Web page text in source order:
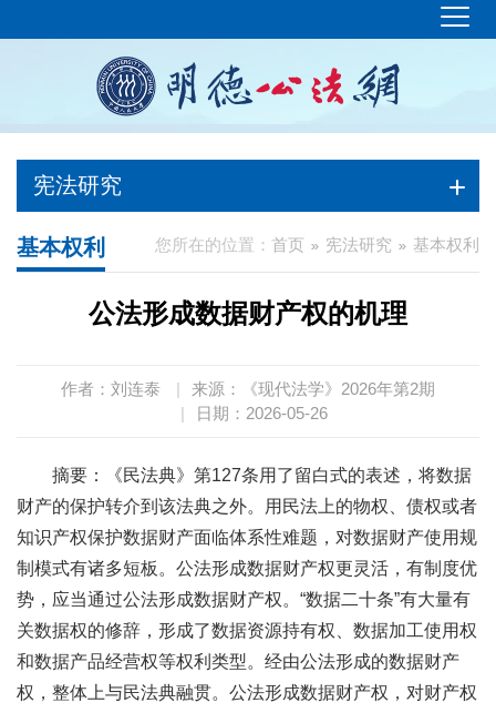
宪法研究
您所在的位置： 首页 宪法研究 基本权利
基本权利
公法形成数据财产权的机理
作者：刘连泰 |
来源：《现代法学》2026年第2期
|
日期：2026-05-26
摘要：《民法典》第127条用了留白式的表述，将数据
财产的保护转介到该法典之外。用民法上的物权、债权或者
知识产权保护数据财产面临体系性难题，对数据财产使用规
制模式有诸多短板。公法形成数据财产权更灵活，有制度优
势，应当通过公法形成数据财产权。“数据二十条”有大量有
关数据权的修辞，形成了数据资源持有权、数据加工使用权
和数据产品经营权等权利类型。经由公法形成的数据财产
权，整体上与民法典融贯。公法形成数据财产权，对财产权